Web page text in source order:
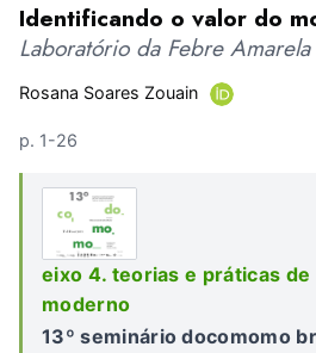
Identificando o valor do
Laboratório da Febre Amarela
Rosana Soares Zouain
p. 1-26
eixo 4. teorias e práticas
moderno
13º seminário docomomo